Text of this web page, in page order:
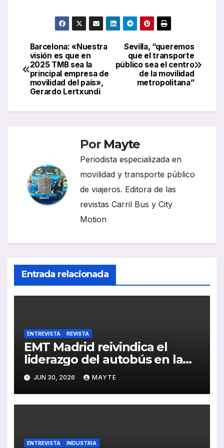
Navegación
de
entradas
Sevilla, “queremos
que el transporte
público sea el centro
de la movilidad
metropolitana”
Barcelona: «Nuestra
visión es que en
2025 TMB sea la
principal empresa de
movilidad del país»,
Gerardo Lertxundi
Por Mayte
Periodista especializada en
movilidad y transporte público
de viajeros. Editora de las
revistas Carril Bus y City
Motion
Entrada relacionada
ENTREVISTA REVISTA
EMT Madrid reivindica el
liderazgo del autobús en la
movilidad urbana
JUN 30, 2026 MAYTE
ENTREVISTA INDUSTRIA